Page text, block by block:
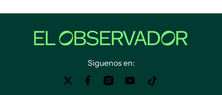
Siguenos en: